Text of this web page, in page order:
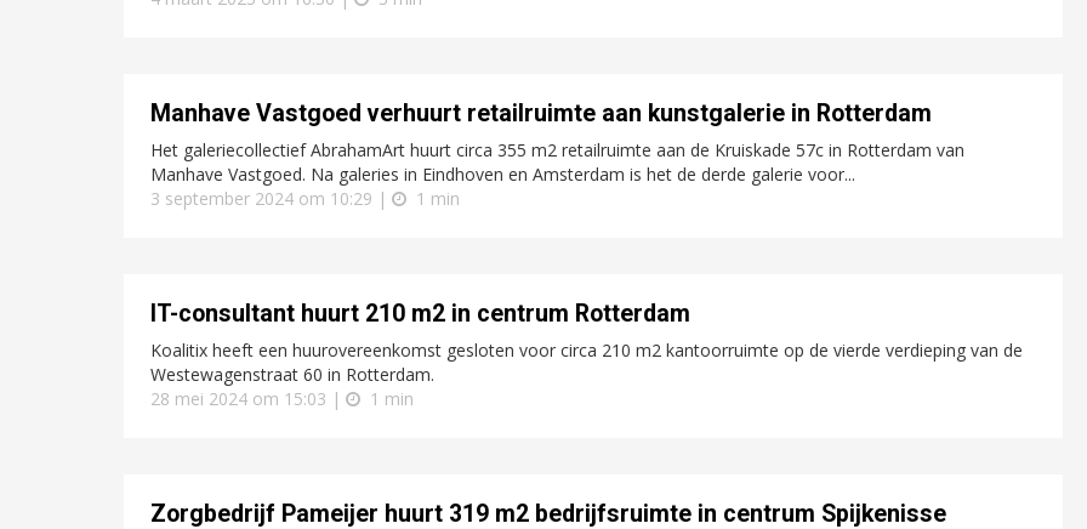
Manhave Vastgoed verhuurt retailruimte aan kunstgalerie in Rotterdam
Het galeriecollectief AbrahamArt huurt circa 355 m2 retailruimte aan de Kruiskade 57c in Rotterdam van
Manhave Vastgoed. Na galeries in Eindhoven en Amsterdam is het de derde galerie voor...
3 september 2024 om 10:29 |
1 min
IT-consultant huurt 210 m2 in centrum Rotterdam
Koalitix heeft een huurovereenkomst gesloten voor circa 210 m2 kantoorruimte op de vierde verdieping van de
Westewagenstraat 60 in Rotterdam.
28 mei 2024 om 15:03 |
1 min
Zorgbedrijf Pameijer huurt 319 m2 bedrijfsruimte in centrum Spijkenisse